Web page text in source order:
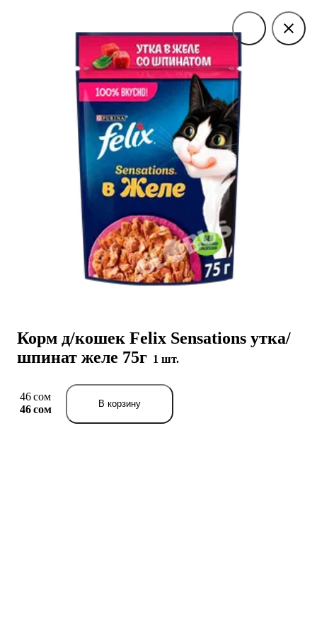
Корм д/кошек Felix Sensations утка/
шпинат желе 75г 1 шт.
46 сом
46 сом
В корзину